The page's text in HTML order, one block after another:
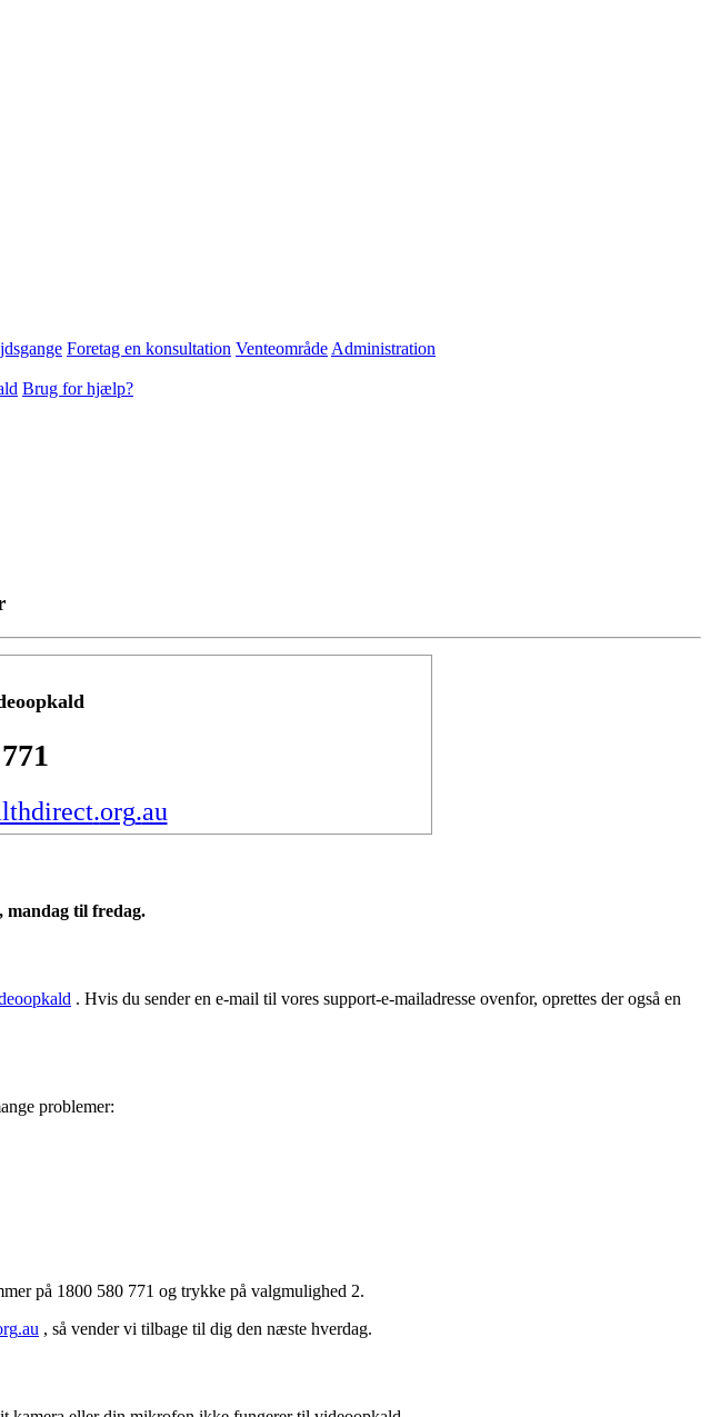
Foretag en konsultation Venteområde Administration
Brug for hjælp?
771
.org.au
, mandag til fredag.
. Hvis du sender en e-mail til vores support-e-mailadresse ovenfor, oprettes der også en
problemer:
på 1800 580 771 og trykke på valgmulighed 2.
.au , så vender vi tilbage til dig den næste hverdag.